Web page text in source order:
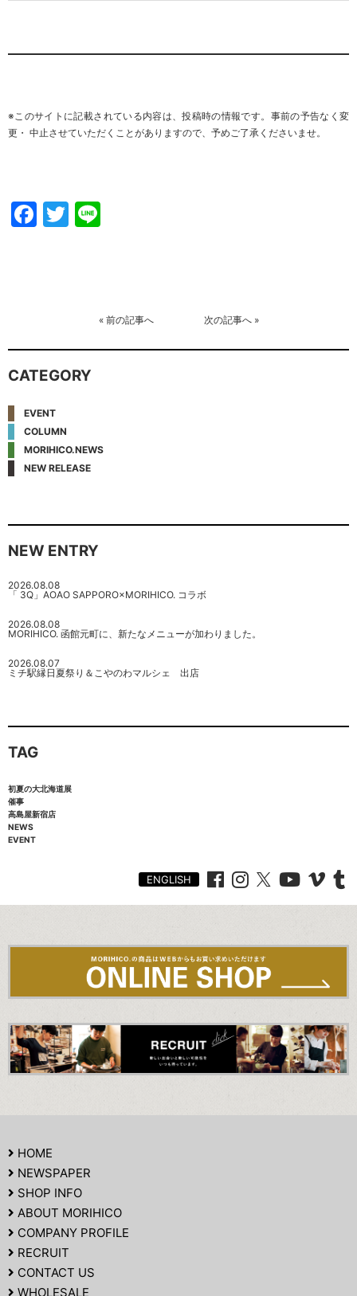
※このサイトに記載されている内容は、投稿時の情報です。事前の予告なく変
更・ 中止させていただくことがありますので、 予めご了承くださいませ。
Facebook
Twitter
« 前の記事へ 次の記事へ»
CATEGORY
EVENT
COLUMN
MORIHICO.NEWS
NEW RELEASE
NEW ENTRY
2026.08.08
「 3Q」AOAO SAPPORO×MORIHICO. コラボ
2026.08.08
MORIHICO. 函館元町に、新たなメニューが加わりました。
2026.08.07
ミチ駅縁日夏祭り＆こやのわマルシェ 出店
TAG
初夏の大北海道展
催事
高島屋新宿店
NEWS
EVENT
ENGLISH
HOME
NEWSPAPER
SHOP INFO
ABOUT MORIHICO
COMPANY PROFILE
RECRUIT
CONTACT US
WHOLESALE